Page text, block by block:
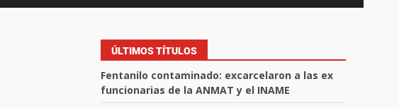
ÚLTIMOS TÍTULOS
Fentanilo contaminado: excarcelaron a las ex
funcionarias de la ANMAT y el INAME